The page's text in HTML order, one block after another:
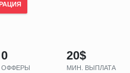
0
ОФФЕРЫ
20$
МИН. ВЫПЛАТА